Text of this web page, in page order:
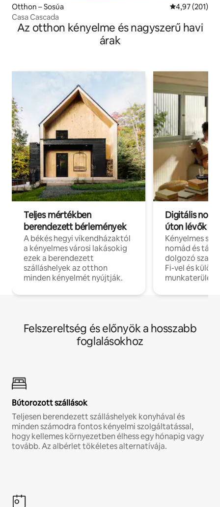
Otthon – Sosúa Átlagos
4,97 (201)
Casa Cascada
Az otthon kényelme és nagyszerű havi
árak
Teljes mértékben
berendezett bérlemények
A békés hegyi víkendházaktól
a kényelmes városi lakásokig
ezek a berendezett
szálláshelyek az otthon
minden kényelmét nyújtják.
Digitális
úton lévők
Kényelmes
nomád és
dolgozó
Fi-vel és külön
Felszereltség és előnyök a hosszabb
foglalásokhoz
Bútorozott szállások
Teljesen berendezett szálláshelyek konyhával és
minden számodra fontos kényelmi szolgáltatással,
hogy kellemes környezetben élhess egy hónapig vagy
tovább. Az albérlet tökéletes alternatívája.